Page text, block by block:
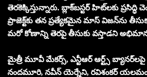
తెరకెక్కిస్తున్నారు. బ్లాక్‌బస్టర్ హిట్‌లకు
ప్రాజెక్ట్‌కు తన ప్రత్యేకమైన మాస్ విజన్‌ను
మరో కోణాన్ని తెరపై తీసుకు వస్తాడని
మైత్రీ మూవీ మేకర్స్, ఎన్టీఆర్ ఆర్ట్స్
నందమూరి, నవీన్ యెర్నేని, రవిశంకర్